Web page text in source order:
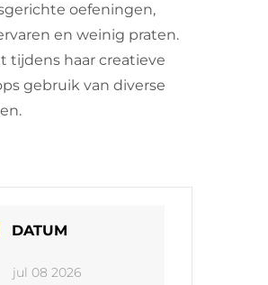
oefeningen,
en weinig praten.
tijdens haar creatieve
gebruik van diverse
DATUM
jul 08 2026